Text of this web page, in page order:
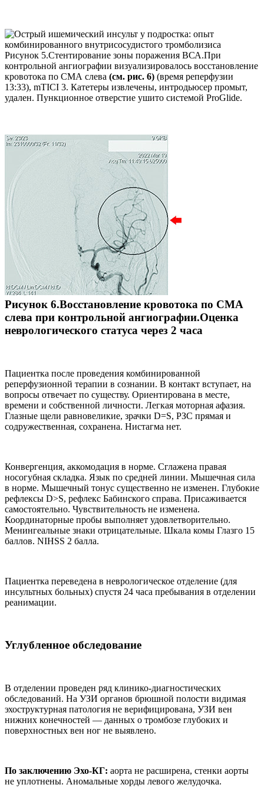
Рисунок 5.Стентирование зоны поражения ВСА.При
контрольной ангиографии визуализировалось восстановление
кровотока по СМА слева (см. рис. 6) (время реперфузии
13:33), mTICI 3. Катетеры извлечены, интродьюсер промыт,
удален. Пункционное отверстие ушито системой ProGlide.
Рисунок 6.Восстановление кровотока по СМА
слева при контрольной ангиографии.Оценка
неврологического статуса через 2 часа
Пациентка после проведения комбинированной
реперфузионной терапии в сознании. В контакт вступает, на
вопросы отвечает по существу. Ориентирована в месте,
времени и собственной личности. Легкая моторная афазия.
Глазные щели равновеликие, зрачки D=S, РЗС прямая и
содружественная, сохранена. Нистагма нет.
Конвергенция, аккомодация в норме. Сглажена правая
носогубная складка. Язык по средней линии. Мышечная сила
в норме. Мышечный тонус существенно не изменен. Глубокие
рефлексы D>S, рефлекс Бабинского справа. Присаживается
самостоятельно. Чувствительность не изменена.
Координаторные пробы выполняет удовлетворительно.
Менингеальные знаки отрицательные. Шкала комы Глазго 15
баллов. NIHSS 2 балла.
Пациентка переведена в неврологическое отделение (для
инсультных больных) спустя 24 часа пребывания в отделении
реанимации.
Углубленное обследование
В отделении проведен ряд клинико-диагностических
обследований. На УЗИ органов брюшной полости видимая
эхоструктурная патология не верифицирована, УЗИ вен
нижних конечностей — данных о тромбозе глубоких и
поверхностных вен ног не выявлено.
По заключению Эхо-КГ: аорта не расширена, стенки аорты
не уплотнены. Аномальные хорды левого желудочка.